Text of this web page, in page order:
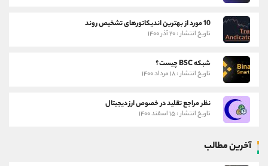
10 مورد از بهترین اندیکاتورهای تشخیص روند
تاریخ انتشار : ۲۰ آذر ۱۴۰۰
شبکه BSC چیست؟
تاریخ انتشار : ۱۸ مرداد ۱۴۰۰
نظر مراجع تقلید در خصوص ارز دیجیتال
تاریخ انتشار : ۱۵ اسفند ۱۴۰۰
آخرین مطالب